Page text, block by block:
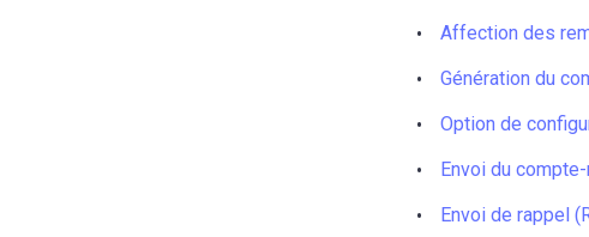
Affection des
Génération du
Option de
Envoi du
Envoi de rappel